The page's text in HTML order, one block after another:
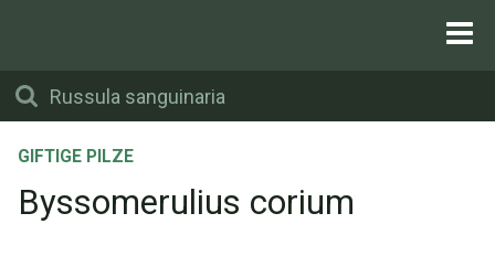
GIFTIGE PILZE
Byssomerulius corium